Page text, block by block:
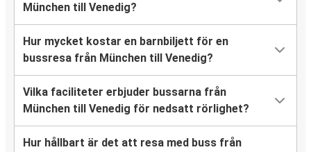
München till Venedig?
Hur mycket kostar en barnbiljett för en
bussresa från München till Venedig?
Vilka faciliteter erbjuder bussarna från
München till Venedig för nedsatt rörlighet?
Hur hållbart är det att resa med buss från